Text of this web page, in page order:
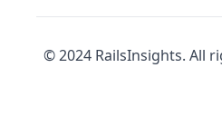
© 2024 RailsInsights. All